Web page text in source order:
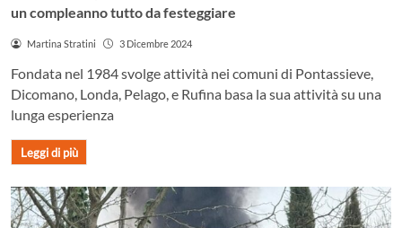
un compleanno tutto da festeggiare
Martina Stratini 3 Dicembre 2024
Fondata nel 1984 svolge attività nei comuni di Pontassieve,
Dicomano, Londa, Pelago, e Rufina basa la sua attività su una
lunga esperienza
Leggi di più